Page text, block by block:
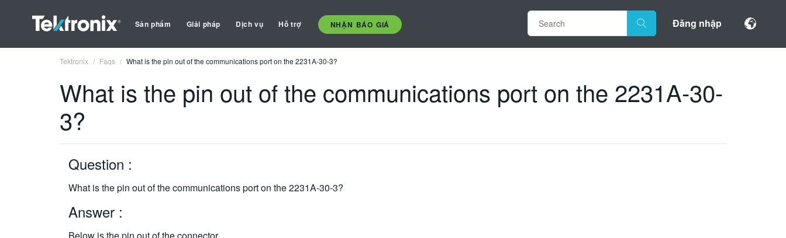
Sản phẩm Giải pháp Dịch vụ Hỗ trợ NHẬN BÁO GIÁ Đăng nhập
Tektronix Faqs What is the pin out of the communications port on the 2231A-30-3?
What is the pin out of the communications port on the 2231A-30-
3?
Question :
What is the pin out of the communications port on the 2231A-30-3?
Answer :